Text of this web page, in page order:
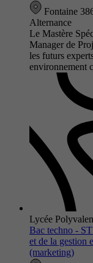
Fontaine
Alternance
Le Mastère
Manager de
les futurs
environnement
Lycée
Bac techno -
et de la gestion
(marketing)